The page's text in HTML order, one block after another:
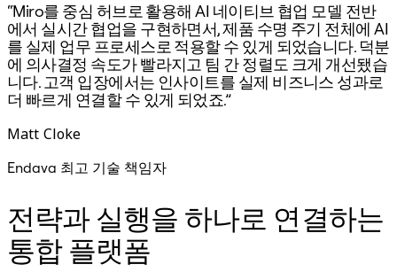
“Miro를 중심 허브로 활용해 AI 네이티브 협업 모델 전반
에서 실시간 협업을 구현하면서, 제품 수명 주기 전체에 AI
를 실제 업무 프로세스로 적용할 수 있게 되었습니다. 덕분
에 의사결정 속도가 빨라지고 팀 간 정렬도 크게 개선됐습
니다. 고객 입장에서는 인사이트를 실제 비즈니스 성과로
더 빠르게 연결할 수 있게 되었죠.”
Matt Cloke
Endava 최고 기술 책임자
전략과 실행을 하나로 연결하는
통합 플랫폼